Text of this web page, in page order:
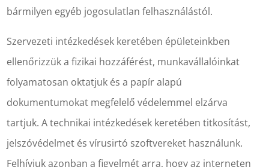
bármilyen egyéb jogosulatlan felhasználástól.
Szervezeti intézkedések keretében épületeinkben
ellenőrizzük a fizikai hozzáférést, munkavállalóinkat
folyamatosan oktatjuk és a papír alapú
dokumentumokat megfelelő védelemmel elzárva
tartjuk. A technikai intézkedések keretében titkosítást,
jelszóvédelmet és vírusirtó szoftvereket használunk.
Felhívjuk azonban a figyelmét arra, hogy az interneten